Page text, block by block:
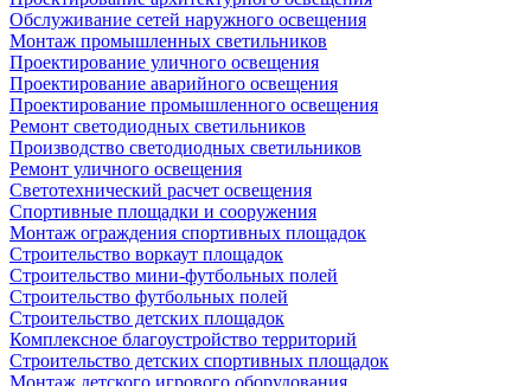
Обслуживание сетей наружного освещения
Монтаж промышленных светильников
Проектирование уличного освещения
Проектирование аварийного освещения
Проектирование промышленного освещения
Ремонт светодиодных светильников
Производство светодиодных светильников
Ремонт уличного освещения
Светотехнический расчет освещения
Спортивные площадки и сооружения
Монтаж ограждения спортивных площадок
Строительство воркаут площадок
Строительство мини-футбольных полей
Строительство футбольных полей
Строительство детских площадок
Комплексное благоустройство территорий
Строительство детских спортивных площадок
Монтаж детского игрового оборудования